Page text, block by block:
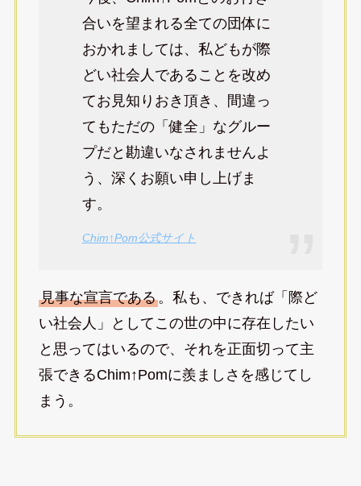
合いを望まれる全ての団体に
おかれましては、私どもが際
どい社会人であることを改め
てお見知りおき頂き、間違っ
てもただの「健全」なグルー
プだと勘違いなされませんよ
う、深くお願い申し上げま
す。
Chim↑Pom公式サイト
見事な宣言である。私も、できれば「際ど
い社会人」としてこの世の中に存在したい
と思ってはいるので、それを正面切って主
張できるChim↑Pomに羨ましさを感じてし
まう。